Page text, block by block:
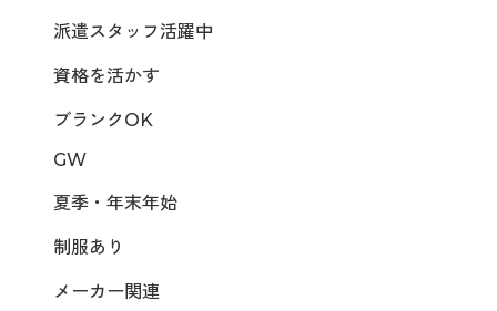
派遣スタッフ活躍中
資格を活かす
ブランクOK
GW
夏季・年末年始
制服あり
メーカー関連